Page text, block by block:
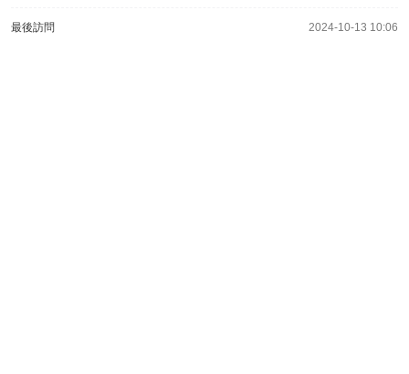
最後訪問 2024-10-13 10:06